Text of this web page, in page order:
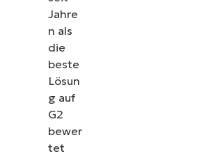
Jahre
n als
die
beste
Lösun
g auf
G2
bewer
tet